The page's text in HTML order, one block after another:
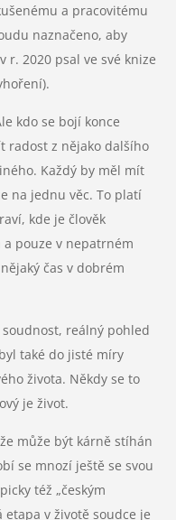
a pracovitému
naznačeno, aby
r. 2020 psal ve své knize
kdo se bojí konce
radost z nějako dalšího
Každý by měl mít
na jednu věc. To platí
kde je člověk
pouze v nepatrném
čas v dobrém
reálný pohled
také do jisté míry
života. Někdy se to
je život.
může být kárně stíhán
se mnozí ještě se svou
též „českým
v životě soudce je